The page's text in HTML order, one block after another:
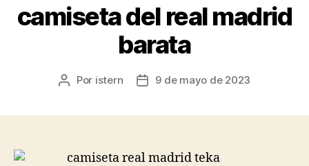
camiseta del real madrid
barata
Autor
Por istern
Fecha9 de mayo de 2023